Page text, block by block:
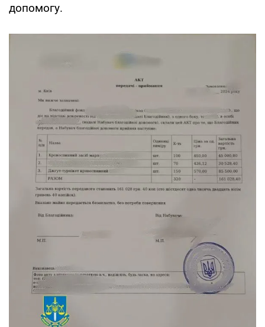
допомогу.